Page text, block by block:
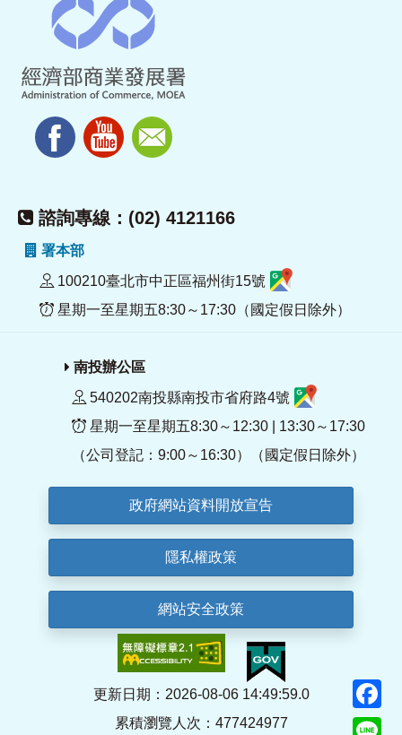
諮詢專線：(02) 4121166
署本部
100210臺北市中正區福州街15號
星期一至星期五8:30～17:30（國定假日除外）
南投辦公區
540202南投縣南投市省府路4號
星期一至星期五8:30～12:30 | 13:30～17:30
（公司登記：9:00～16:30）（國定假日除外）
政府網站資料開放宣告
隱私權政策
網站安全政策
更新日期：2026-08-06 14:49:59.0
累積瀏覽人次：477424977